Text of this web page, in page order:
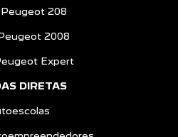
208
2008
Expert
DIRETAS